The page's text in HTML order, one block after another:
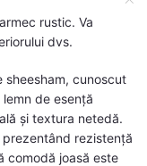
rustic. Va
dvs.
sheesham, cunoscut
de esență
și textura netedă.
rezistență
comodă joasă este